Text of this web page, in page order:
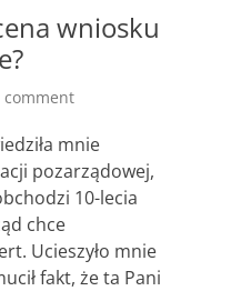
wniosku
comment
mnie
pozarządowej,
10-lecia
chce
Ucieszyło mnie
fakt, że ta Pani